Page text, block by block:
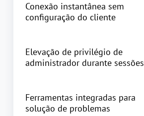
Conexão instantânea sem
configuração do cliente
Elevação de privilégio de
administrador durante sessões
Ferramentas integradas para
solução de problemas